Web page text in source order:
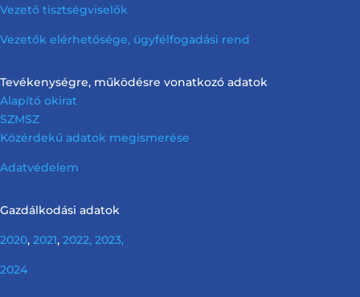
Vezető tisztségviselők
Vezetők elérhetősége, ügyfélfogadási rend
Tevékenységre, működésre vonatkozó adatok
Alapító okirat
SZMSZ
Közérdekű adatok megismerése
Adatvédelem
Gazdálkodási adatok
2020, 2021, 2022, 2023,
2024